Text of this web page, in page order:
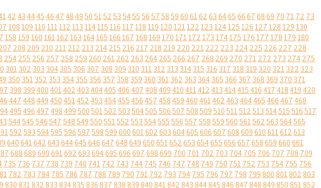
42434445464748495051525354555657585960616263646566676869 70 7172 73
108109110111112113114115116117118119120121122123124125126127128129130
158159160161162163164165166167168169170171172173174175176177178179180
208 209 210 211212 213 214215 216 217 218 219 220 221222 223 224225 226 227 228
254255 256 257 258 259 260 261262 263 264265 266 267 268 269 270 271272 273 274275
301302 303 304305 306 307 308 309 310 311312 313 314315 316 317 318 319 320 321322 323
350 351352 353 354355 356 357 358 359 360 361362 363 364365 366 367 368 369 370 371
398 399400401402403404405406407408409410411412413414415416417418419420
447448449450451452453454455456457458459460461462463464465466467468
495496497498499500501502503504505506507508509510511512513514515516517
544545546547548549550551552553554555556557558559560561562563564565
592593594595596597598599600601602603604605606607608609610611612613
640641642643644645646647648649650651652653654655656657658659660661
688689690691692693694695696697698699 700 701702 703 704705 706 707 708 709
735 736 737 738 739 740 741742 743 744745 746 747 748 749 750 751752 753 754755 756
782 783 784785 786 787 788 789 790 791792 793 794795 796 797 798 799800801802803
830831832833834835836837838839840841842843844845846847848849850851852